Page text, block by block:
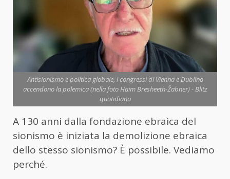
Antisionismo e politica globale, i congressi di Vienna e Dublino
accendono la polemica (nella foto Haim Bresheeth-Žabner) - Blitz
quotidiano
A 130 anni dalla fondazione ebraica del
sionismo è iniziata la demolizione ebraica
dello stesso sionismo? È possibile. Vediamo
perché.